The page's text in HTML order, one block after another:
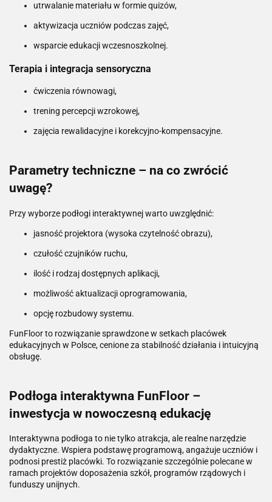
utrwalanie materiału w formie quizów,
aktywizacja uczniów podczas zajęć,
wsparcie edukacji wczesnoszkolnej.
Terapia i integracja sensoryczna
ćwiczenia równowagi,
trening percepcji wzrokowej,
zajęcia rewalidacyjne i korekcyjno-kompensacyjne.
Parametry techniczne – na co zwrócić
uwagę?
Przy wyborze podłogi interaktywnej warto uwzględnić:
jasność projektora (wysoka czytelność obrazu),
czułość czujników ruchu,
ilość i rodzaj dostępnych aplikacji,
możliwość aktualizacji oprogramowania,
opcję rozbudowy systemu.
FunFloor to rozwiązanie sprawdzone w setkach placówek
edukacyjnych w Polsce, cenione za stabilność działania i intuicyjną
obsługę.
Podłoga interaktywna FunFloor –
inwestycja w nowoczesną edukację
Interaktywna podłoga to nie tylko atrakcja, ale realne narzędzie
dydaktyczne. Wspiera podstawę programową, angażuje uczniów i
podnosi prestiż placówki. To rozwiązanie szczególnie polecane w
ramach projektów doposażenia szkół, programów rządowych i
funduszy unijnych.